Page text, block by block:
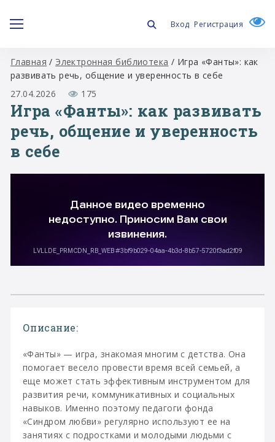
Вход Регистрация
Главная / Электронная библиотека / Игра «Фанты»: как
развивать речь, общение и уверенность в себе
27.04.2026
175
Игра «Фанты»: как развивать
речь, общение и уверенность
в себе
Описание:
«Фанты» — игра, знакомая многим с детства. Она
помогает весело провести время всей семьей, а
еще может стать эффективным инструментом для
развития речи, коммуникативных и социальных
навыков. Именно поэтому педагоги фонда
«Синдром любви» регулярно используют ее на
занятиях с подростками и молодыми людьми с